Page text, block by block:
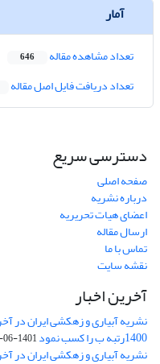
آمار
تعداد مشاهده مقاله 646
تعداد دریافت فایل اصل مقاله
دسترسی سریع
صفحه اصلی
درباره نشریه
اعضای هیات تحریریه
ارسال مقاله
تماس با ما
نقشه سایت
آخرین اخبار
نشریه آبیاری و زهکشی ایران در
1400رتبه ب را کسب نمود 1401-06-02
نشریه آبیاری و زهکشی ایران در